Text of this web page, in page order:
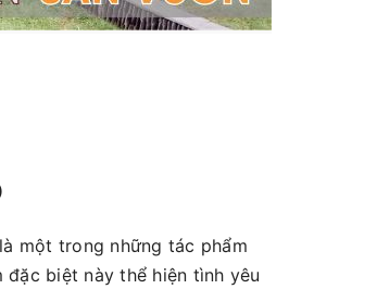
một trong những tác phẩm
biệt này thể hiện tình yêu